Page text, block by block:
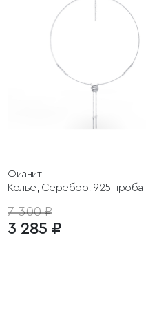
Фианит
Колье, Серебро, 925 проба
7 300 ₽
3 285 ₽